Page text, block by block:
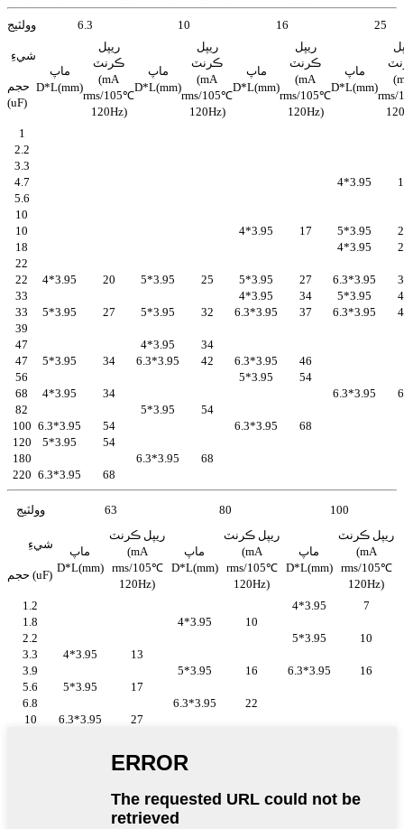
وولٽيج 6.3 10 16 25
شيءِ
حجم
(uF)
ماپ
D*L(mm)
ريپل
ڪرنٽ
(mA
rms/105℃
120Hz)
ماپ
D*L(mm)
ريپل
ڪرنٽ
(mA
rms/105℃
120Hz)
ماپ
D*L(mm)
ريپل
ڪرنٽ
(mA
rms/105℃
120Hz)
ماپ
D*L(mm)
1
2.2
3.3
4.7
4*3.95
5.6
10
10
4*3.95 17 5*3.95
18
4*3.95
22
22
4*3.95 20 5*3.95 25 5*3.95 27 6.3*3.95
33
4*3.95 34 5*3.95
33
5*3.95 27 5*3.95 32 6.3*3.95 37 6.3*3.95
39
47
4*3.95
34
47
5*3.95 34 6.3*3.95 42 6.3*3.95
46
56
5*3.95
54
68
4*3.95 34 6.3*3.95
82
5*3.95
54
100 6.3*3.95 54 6.3*3.95
68
120
5*3.95
54
180
6.3*3.95
68
220 6.3*3.95 68
وولٽيج 63 80 100
شيءِ
حجم (uF)
ماپ
D*L(mm)
ريپل ڪرنٽ
(mA
rms/105℃
120Hz)
ماپ
D*L(mm)
ريپل ڪرنٽ
(mA
rms/105℃
120Hz)
ماپ
D*L(mm)
ريپل ڪرنٽ
(mA
rms/105℃
120Hz)
1.2
4*3.95
7
1.8
4*3.95
10
2.2
5*3.95
10
3.3
4*3.95
13
3.9
5*3.95 16 6.3*3.95
16
5.6
5*3.95
17
6.8
6.3*3.95
22
10
6.3*3.95 27